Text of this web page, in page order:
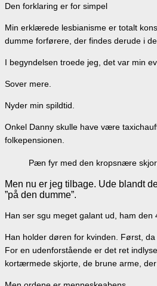
Den forklaring er for simpel
Min erklærede lesbianisme er totalt
dumme forførere, der findes derude i
I begyndelsen troede jeg, det var min
Sover mere.
Nyder min spildtid.
Onkel Danny skulle have være
folkepensionen.
Pæn fyr med den kropsnære
Men nu er jeg tilbage. Ude blandt
”på den dumme”.
Han ser sgu meget galant ud, ham
Han holder døren for kvinden. Først,
For en udenforstående er det ret
kortærmede skjorte, de brune arme,